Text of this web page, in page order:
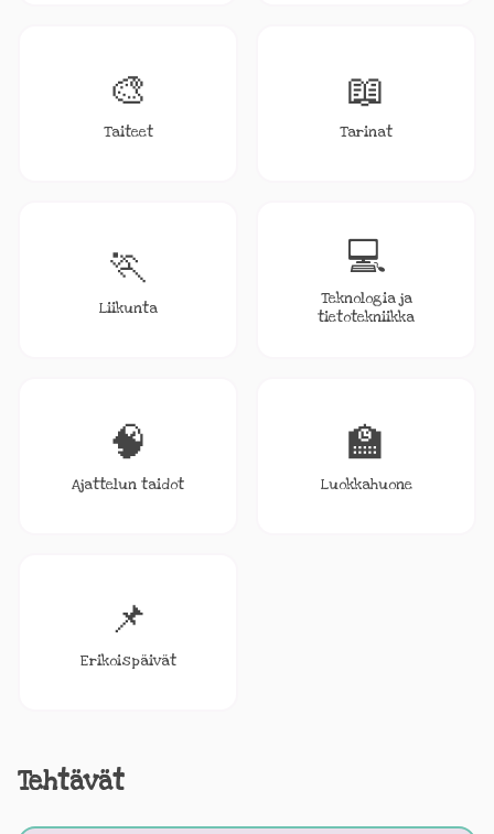
🎨
Taiteet
📖
Tarinat
🏃
Liikunta
💻
Teknologia ja
tietotekniikka
🧠
Ajattelun taidot
🏫
Luokkahuone
📌
Erikoispäivät
Tehtävät